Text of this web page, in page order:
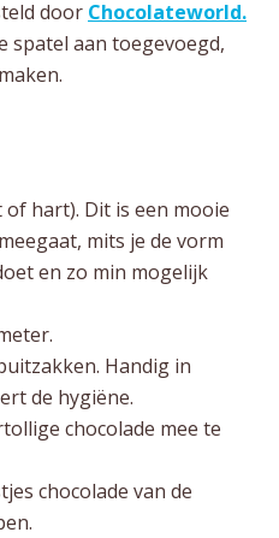
door Chocolateworld.
spatel aan toegevoegd,
hart). Dit is een mooie
mits je de vorm
en zo min mogelijk
Handig in
de hygiëne.
chocolade mee te
chocolade van de